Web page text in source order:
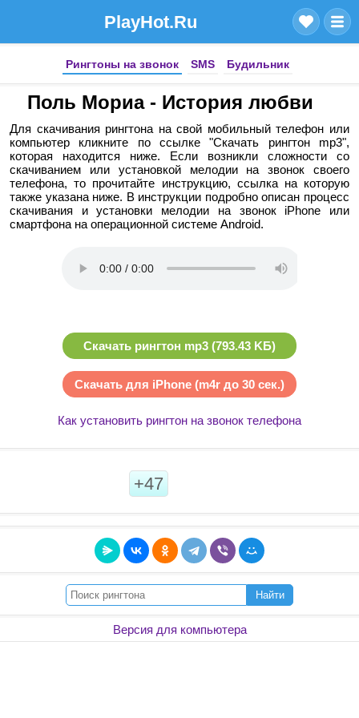
PlayHot.Ru
Рингтоны на звонок SMS Будильник
Поль Мориа - История любви
Для скачивания рингтона на свой мобильный телефон или
компьютер кликните по ссылке "Скачать рингтон mp3",
которая находится ниже. Если возникли сложности со
скачиванием или установкой мелодии на звонок своего
телефона, то прочитайте инструкцию, ссылка на которую
также указана ниже. В инструкции подробно описан процесс
скачивания и установки мелодии на звонок iPhone или
смартфона на операционной системе Android.
Скачать рингтон mp3 (793.43 KБ)
Скачать для iPhone (m4r до 30 сек.)
Как установить рингтон на звонок телефона
+47
Найти
Версия для компьютера